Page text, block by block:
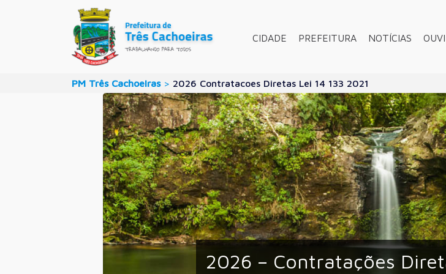
CIDADE PREFEITURA NOTÍCIAS
PM Três Cachoeiras > 2026 Contratacoes Diretas Lei 14 133 2021
2026 – Contratações